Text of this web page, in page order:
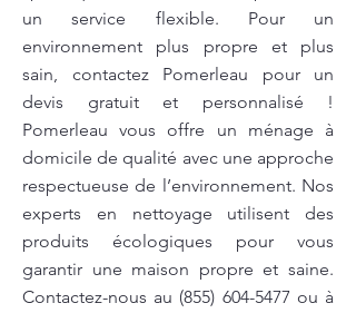
un service flexible. Pour un
environnement plus propre et plus
sain, contactez Pomerleau pour un
devis gratuit et personnalisé !
Pomerleau vous offre un ménage à
domicile de qualité avec une approche
respectueuse de l’environnement. Nos
experts en nettoyage utilisent des
produits écologiques pour vous
garantir une maison propre et saine.
Contactez-nous au (855) 604-5477 ou à